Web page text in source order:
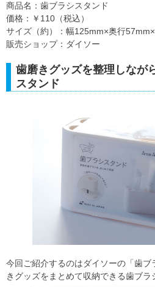
商品名：歯ブラシスタンド
価格：￥110（税込）
サイズ（約）：幅125mm×奥行
販売ショップ：ダイソー
歯磨きグッズを整理しなが
スタンド
今回ご紹介するのはダイソーの「歯
きグッズをまとめて収納できる歯ブラ